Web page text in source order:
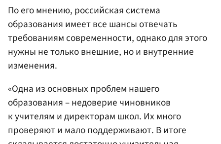
По его мнению, российская система
образования имеет все шансы отвечать
требованиям современности, однако для этого
нужны не только внешние, но и внутренние
изменения.
«Одна из основных проблем нашего
образования – недоверие чиновников
к учителям и директорам школ. Их много
проверяют и мало поддерживают. В итоге